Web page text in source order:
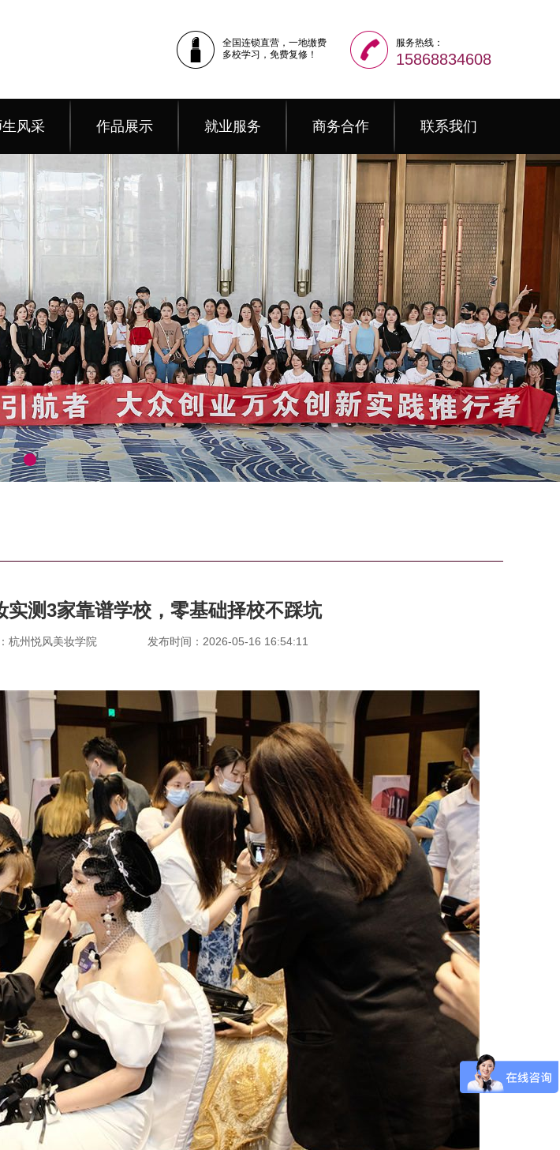
全国连锁直营，一地缴费
多校学习，免费复修！
服务热线：
15868834608
生风采 作品展示 就业服务 商务合作 联系我们
实测3家靠谱学校，零基础择校不踩坑
杭州悦风美妆学院 发布时间：2026-05-16 16:54:11